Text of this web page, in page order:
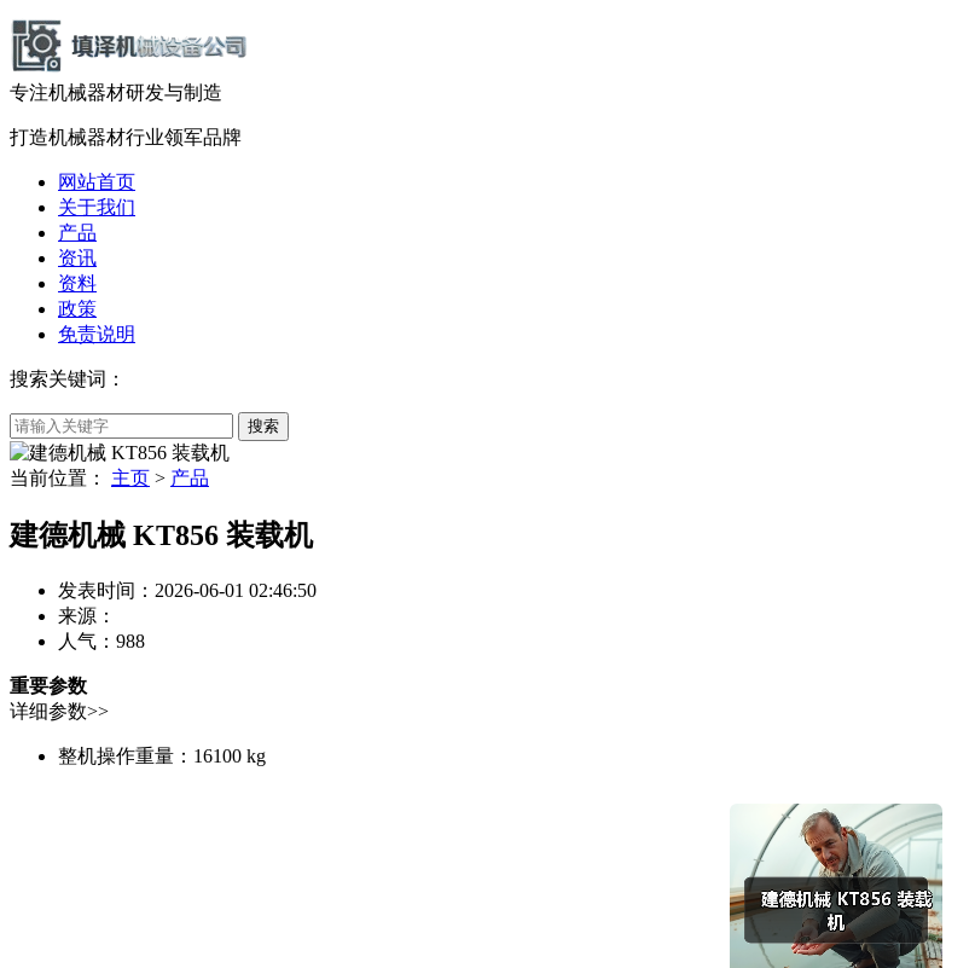
专注机械器材研发与制造
打造机械器材行业领军品牌
网站首页
关于我们
产品
资讯
资料
政策
免责说明
搜索关键词：
当前位置： 主页 > 产品
建德机械 KT856 装载机
发表时间：2026-06-01 02:46:50
来源：
人气： 988
重要参数
详细参数>>
整机操作重量： 16100 kg